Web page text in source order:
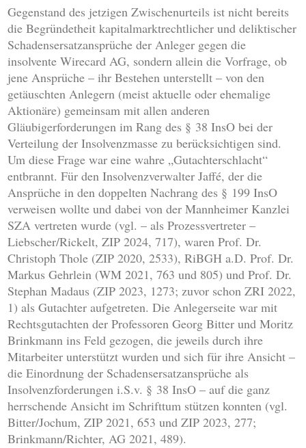
Gegenstand des jetzigen Zwischenurteils ist nicht bereits
die Begründetheit kapitalmarktrechtlicher und deliktischer
Schadensersatzansprüche der Anleger gegen die
insolvente Wirecard AG, sondern allein die Vorfrage, ob
jene Ansprüche – ihr Bestehen unterstellt – von den
getäuschten Anlegern (meist aktuelle oder ehemalige
Aktionäre) gemeinsam mit allen anderen
Gläubigerforderungen im Rang des § 38 InsO bei der
Verteilung der Insolvenzmasse zu berücksichtigen sind.
Um diese Frage war eine wahre „Gutachterschlacht“
entbrannt. Für den Insolvenzverwalter Jaffé, der die
Ansprüche in den doppelten Nachrang des § 199 InsO
verweisen wollte und dabei von der Mannheimer Kanzlei
SZA vertreten wurde (vgl. – als Prozessvertreter –
Liebscher/Rickelt, ZIP 2024, 717), waren Prof. Dr.
Christoph Thole (ZIP 2020, 2533), RiBGH a.D. Prof. Dr.
Markus Gehrlein (WM 2021, 763 und 805) und Prof. Dr.
Stephan Madaus (ZIP 2023, 1273; zuvor schon ZRI 2022,
1) als Gutachter aufgetreten. Die Anlegerseite war mit
Rechtsgutachten der Professoren Georg Bitter und Moritz
Brinkmann ins Feld gezogen, die jeweils durch ihre
Mitarbeiter unterstützt wurden und sich für ihre Ansicht –
die Einordnung der Schadensersatzansprüche als
Insolvenzforderungen i.S.v. § 38 InsO – auf die ganz
herrschende Ansicht im Schrifttum stützen konnten (vgl.
Bitter/Jochum, ZIP 2021, 653 und ZIP 2023, 277;
Brinkmann/Richter, AG 2021, 489).